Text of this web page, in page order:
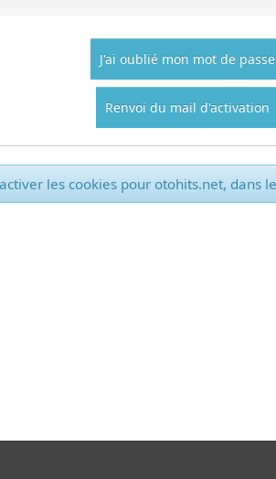
J'ai oublié mon mot de passe
Renvoi du mail d'activation
les cookies pour otohits.net,